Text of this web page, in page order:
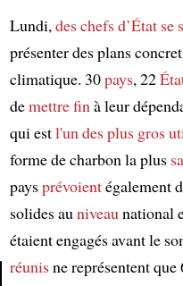
Lundi, des chefs d’État se
présenter des plans
climatique. 30pays, 22
demettre fin à leur
qui estl'un des plus gros
forme de charbon la plus
paysprévoientégalement
solides au niveau national
étaient engagés avant le
réunisne représentent que